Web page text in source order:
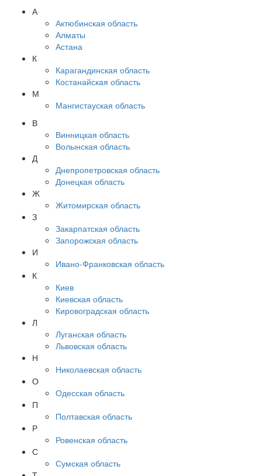
А
Актюбинская область
Алматы
Астана
К
Карагандинская область
Костанайская область
М
Мангистауская область
В
Винницкая область
Волынская область
Д
Днепропетровская область
Донецкая область
Ж
Житомирская область
З
Закарпатская область
Запорожская область
И
Ивано-Франковская область
К
Киев
Киевская область
Кировоградская область
Л
Луганская область
Львовская область
Н
Николаевская область
О
Одесская область
П
Полтавская область
Р
Ровенская область
С
Сумская область